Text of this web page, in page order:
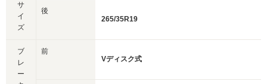
サ
イ
ズ
後
265/35R19
ブ
レ
ー
前
Vディスク式